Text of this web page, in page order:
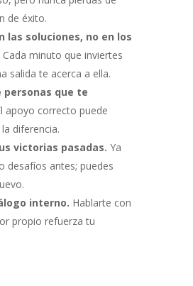
de éxito.
las soluciones, no en los
Cada minuto que inviertes
salida te acerca a ella.
personas que te
apoyo correcto puede
diferencia.
victorias pasadas. Ya
desafíos antes; puedes
interno. Hablarte con
propio refuerza tu